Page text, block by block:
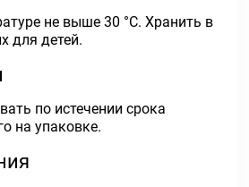
не выше 30 °С. Хранить в
для детей.
по истечении срока
на упаковке.